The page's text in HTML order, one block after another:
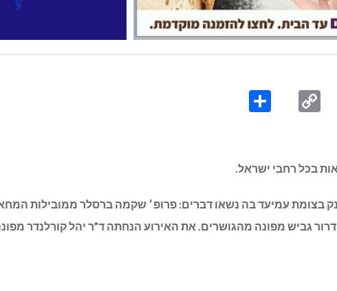
Copy
בצומת עמיעד בה נשאו דברים: פרופ׳ שקמה ברסלר ממובילות
גביש מפונה מהגושרים. את האירוע הנחתה ד”ר יהל קורלנדר